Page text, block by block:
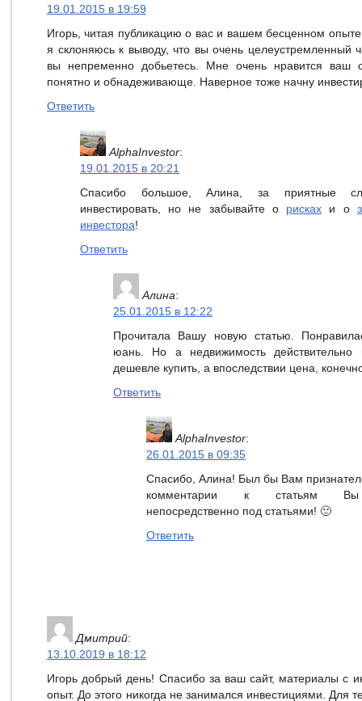
19.01.2015 в 19:59
Игорь, читая публикацию о вас и вашем бесценном
я склоняюсь к выводу, что вы очень целеустремленный
вы непременно добьетесь. Мне очень нравится ваш
понятно и обнадеживающе. Наверное тоже начну
Ответить
AlphaInvestor:
19.01.2015 в 20:21
Спасибо большое, Алина, за приятные
инвестировать, но не забывайте о рисках и о
инвестора!
Ответить
Алина:
25.01.2015 в 12:22
Прочитала Вашу новую статью.
юань. Но а недвижимость действительно
дешевле купить, а впоследствии цена,
Ответить
AlphaInvestor:
26.01.2015 в 09:35
Спасибо, Алина! Был бы Вам
комментарии к статьям
непосредственно под статьями! 🙂
Ответить
Дмитрий:
13.10.2019 в 18:12
Игорь добрый день! Спасибо за ваш сайт, материалы с
опыт. До этого никогда не занимался инвестициями. Для